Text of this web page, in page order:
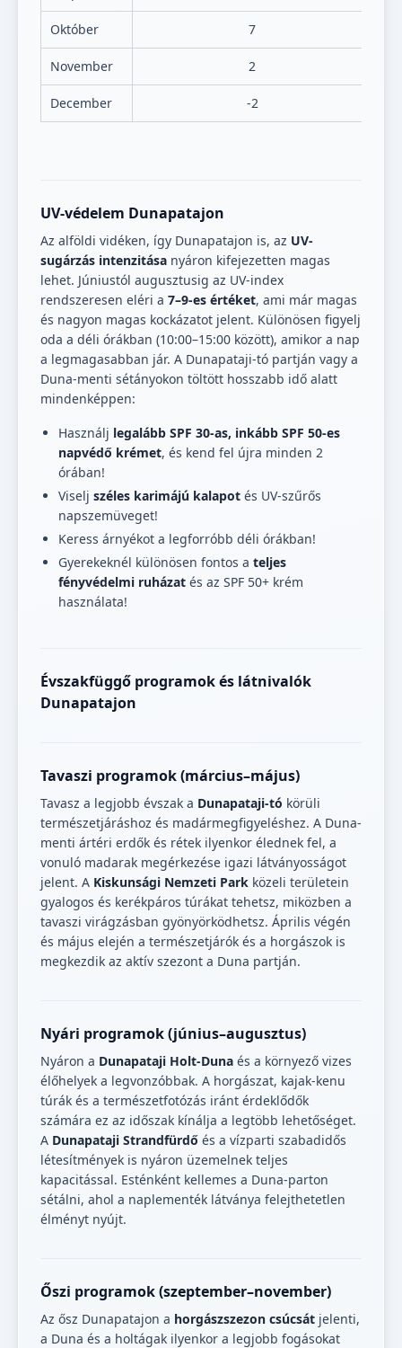
Október 7
November 2
December -2
UV-védelem Dunapatajon
Az alföldi vidéken, így Dunapatajon is, az UV-
sugárzás intenzitása nyáron kifejezetten magas
lehet. Júniustól augusztusig az UV-index
rendszeresen eléri a 7–9-es értéket, ami már magas
és nagyon magas kockázatot jelent. Különösen figyelj
oda a déli órákban (10:00–15:00 között), amikor a nap
a legmagasabban jár. A Dunapataji-tó partján vagy a
Duna-menti sétányokon töltött hosszabb idő alatt
mindenképpen:
Használj legalább SPF 30-as, inkább SPF 50-es
napvédő krémet, és kend fel újra minden 2
órában!
Viselj széles karimájú kalapot és UV-szűrős
napszemüveget!
Keress árnyékot a legforróbb déli órákban!
Gyerekeknél különösen fontos a teljes
fényvédelmi ruházat és az SPF 50+ krém
használata!
Évszakfüggő programok és látnivalók
Dunapatajon
Tavaszi programok (március–május)
Tavasz a legjobb évszak a Dunapataji-tó körüli
természetjáráshoz és madármegfigyeléshez. A Duna-
menti ártéri erdők és rétek ilyenkor élednek fel, a
vonuló madarak megérkezése igazi látványosságot
jelent. A Kiskunsági Nemzeti Park közeli területein
gyalogos és kerékpáros túrákat tehetsz, miközben a
tavaszi virágzásban gyönyörködhetsz. Április végén
és május elején a természetjárók és a horgászok is
megkezdik az aktív szezont a Duna partján.
Nyári programok (június–augusztus)
Nyáron a Dunapataji Holt-Duna és a környező vizes
élőhelyek a legvonzóbbak. A horgászat, kajak-kenu
túrák és a természetfotózás iránt érdeklődők
számára ez az időszak kínálja a legtöbb lehetőséget.
A Dunapataji Strandfürdő és a vízparti szabadidős
létesítmények is nyáron üzemelnek teljes
kapacitással. Esténként kellemes a Duna-parton
sétálni, ahol a naplementék látványa felejthetetlen
élményt nyújt.
Őszi programok (szeptember–november)
Az ősz Dunapatajon a horgászszezon csúcsát jelenti,
a Duna és a holtágak ilyenkor a legjobb fogásokat